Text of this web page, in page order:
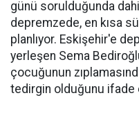
günü sorulduğunda
depremzede, en kısa
planlıyor. Eskişehir'e
yerleşen Sema
çocuğunun
tedirgin olduğunu ifade